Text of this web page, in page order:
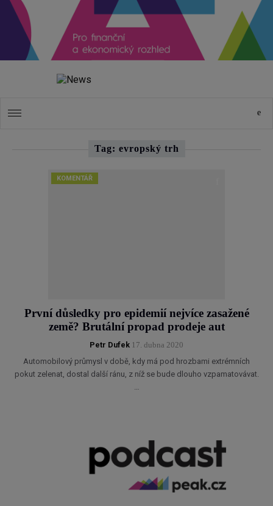
Tag: evropský trh
KOMENTÁŘ
První důsledky pro epidemií nejvíce zasažené
země? Brutální propad prodeje aut
Petr Dufek 17. dubna 2020
Automobilový průmysl v době, kdy má pod hrozbami extrémních
pokut zelenat, dostal další ránu, z níž se bude dlouho vzpamatovávat.
…